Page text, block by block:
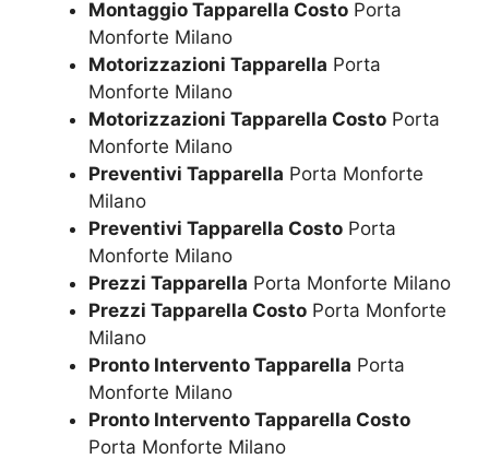
Montaggio Tapparella Costo Porta
Monforte Milano
Motorizzazioni Tapparella Porta
Monforte Milano
Motorizzazioni Tapparella Costo Porta
Monforte Milano
Preventivi Tapparella Porta Monforte
Milano
Preventivi Tapparella Costo Porta
Monforte Milano
Prezzi Tapparella Porta Monforte Milano
Prezzi Tapparella Costo Porta Monforte
Milano
Pronto Intervento Tapparella Porta
Monforte Milano
Pronto Intervento Tapparella Costo
Porta Monforte Milano